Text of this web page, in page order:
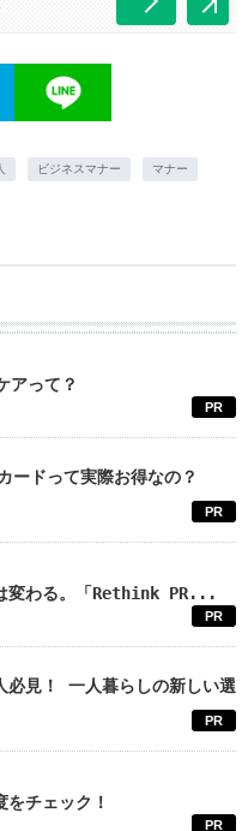
ビジネスマナー マナー
アって？
PR
ードって実際お得なの？
PR
変わる。「Rethink PR...
PR
必見！ 一人暮らしの新しい選
PR
チェック！
PR